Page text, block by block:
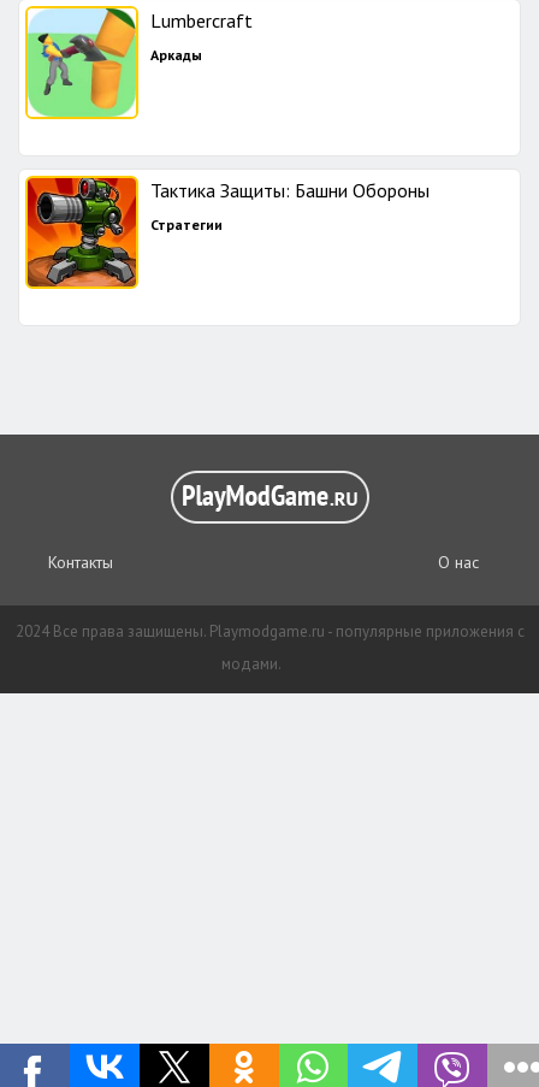
Lumbercraft
Аркады
Тактика Защиты: Башни Обороны
Стратегии
Контакты О нас
2024 Все права защищены. Playmodgame.ru - популярные приложения с
модами.